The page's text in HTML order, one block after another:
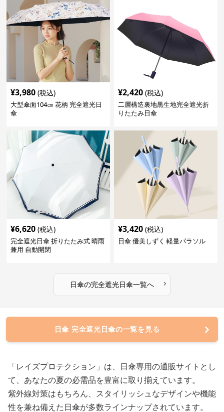
¥3,980 (税込)
大型傘面104㎝ 花柄 完全遮光日
傘
¥2,420 (税込)
二層構造裏地黒生地完全遮光折
りたたみ日傘
¥6,620 (税込)
完全遮光日傘 折りたたみ式 晴雨
兼用 自動開閉
¥3,420 (税込)
日傘 優美しずく 軽量パラソル
日傘の完全遮光日傘一覧へ ›
日傘 完全遮光日傘の一覧を見る
「レイズプロテクション」は、日傘専用の通販サイトとし
て、あなたの夏の必需品を豊富に取り揃えています。
紫外線対策はもちろん、スタイリッシュなデザインや機能
性を兼ね備えた日傘が多数ラインナップされています。